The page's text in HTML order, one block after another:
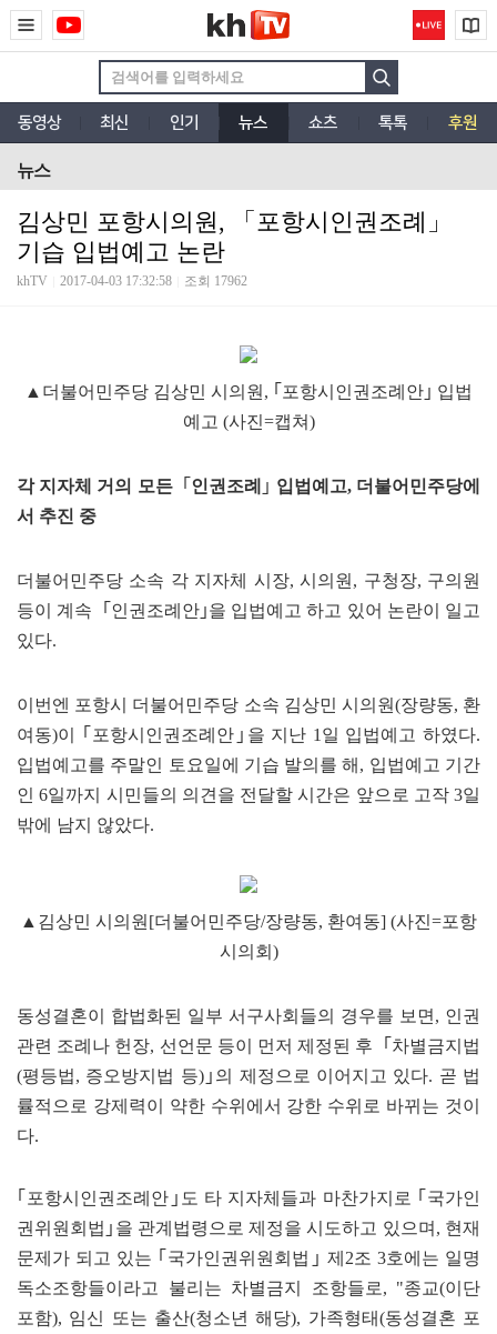
동영상 최신 인기 뉴스 쇼츠 톡톡 후원
뉴스
김상민 포항시의원, 「포항시인권조례」
기습 입법예고 논란
khTV 2017-04-03 17:32:58 조회 17962
▲더불어민주당 김상민 시의원, ｢포항시인권조례안｣ 입법
예고 (사진=캡쳐)
각 지자체 거의 모든 ｢ 인권조례 ｣ 입법예고, 더불어민주당에
서 추진 중
더불어민주당 소속 각 지자체 시장, 시의원, 구청장, 구의원
등이 계속 ｢인권조례안｣을 입법예고 하고 있어 논란이 일고
있다.
이번엔 포항시 더불어민주당 소속 김상민 시의원(장량동, 환
여동)이 ｢포항시인권조례안｣을 지난 1일 입법예고 하였다.
입법예고를 주말인 토요일에 기습 발의를 해, 입법예고 기간
인 6일까지 시민들의 의견을 전달할 시간은 앞으로 고작 3일
밖에 남지 않았다.
▲김상민 시의원[더불어민주당/장량동, 환여동] (사진=포항
시의회)
동성결혼이 합법화된 일부 서구사회들의 경우를 보면, 인권
관련 조례나 헌장, 선언문 등이 먼저 제정된 후 ｢차별금지법
(평등법, 증오방지법 등)｣의 제정으로 이어지고 있다. 곧 법
률적으로 강제력이 약한 수위에서 강한 수위로 바뀌는 것이
다.
｢포항시인권조례안｣도 타 지자체들과 마찬가지로 ｢국가인
권위원회법｣을 관계법령으로 제정을 시도하고 있으며, 현재
문제가 되고 있는 ｢국가인권위원회법｣ 제2조 3호에는 일명
독소조항들이라고 불리는 차별금지 조항들로, "종교(이단
포함), 임신 또는 출산(청소년 해당), 가족형태(동성결혼 포